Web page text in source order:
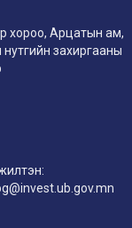
угсралтын ажил /1
хүртэл, павильон
дүүрэг/
арга хэмжээ-2
(Улаанбаатар
ажилд авна
ажилд авна
р хороо, Арцатын ам,
захиргааны